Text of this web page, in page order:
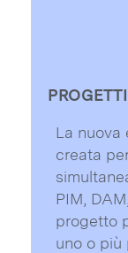
PROGETTI
La nuova
creata
PIM,
progetto
uno o più